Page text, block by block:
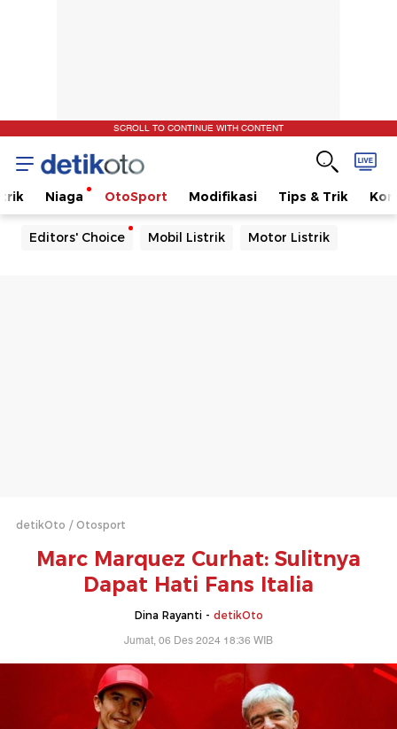
SCROLL TO CONTINUE WITH CONTENT
Niaga OtoSport Modifikasi Tips & Trik
Editors' Choice Mobil Listrik Motor Listrik
detikOto Otosport
Marc Marquez Curhat: Sulitnya
Dapat Hati Fans Italia
Dina Rayanti - detikOto
Jumat, 06 Des 2024 18:36 WIB